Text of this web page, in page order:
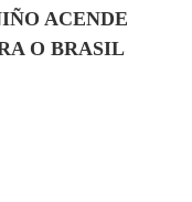
ACENDE
O BRASIL